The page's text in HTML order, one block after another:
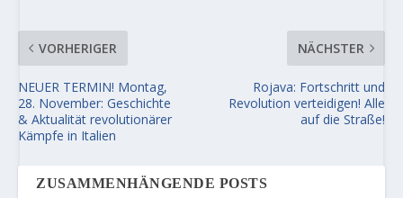
VORHERIGER
NEUER TERMIN! Montag,
28. November: Geschichte
& Aktualität revolutionärer
Kämpfe in Italien
NÄCHSTER
Rojava: Fortschritt und
Revolution verteidigen! Alle
auf die Straße!
ZUSAMMENHÄNGENDE POSTS